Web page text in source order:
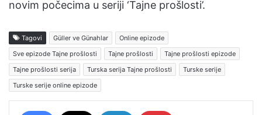
novim počecima u seriji ‘Tajne prošlosti’.
Tagovi Güller ve Günahlar
Online epizode
Sve epizode Tajne prošlosti
Tajne prošlosti
Tajne prošlosti epizode
Tajne prošlosti serija
Turska serija Tajne prošlosti
Turske serije
Turske serije online epizode